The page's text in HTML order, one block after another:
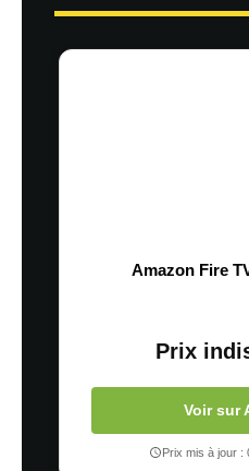
Amazon Fire
Prix
Voir sur
Prix mis à jour :